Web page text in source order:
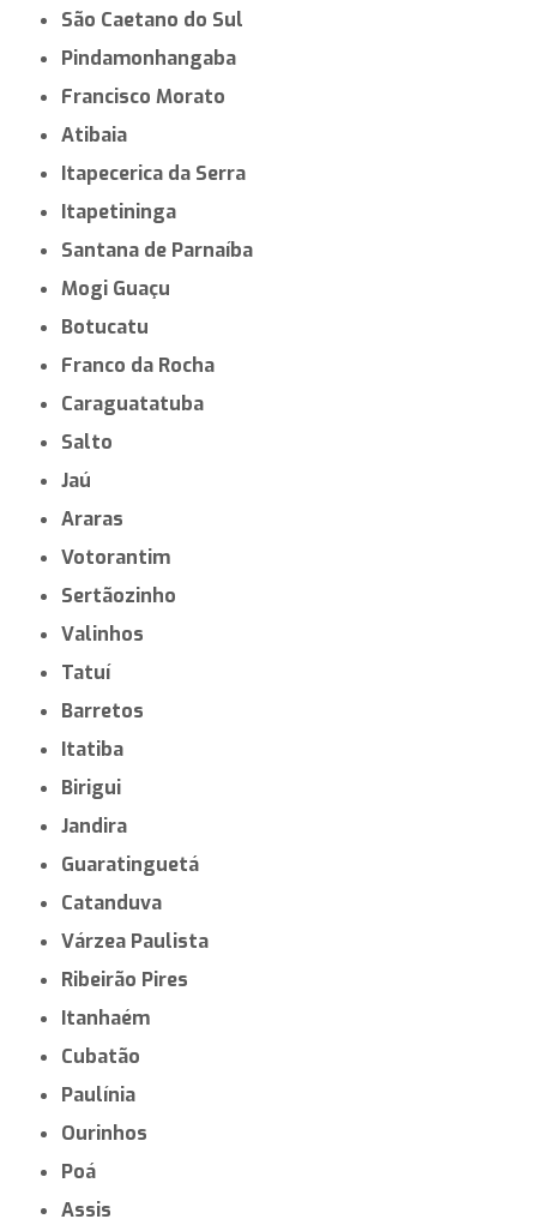
São Caetano do Sul
Pindamonhangaba
Francisco Morato
Atibaia
Itapecerica da Serra
Itapetininga
Santana de Parnaíba
Mogi Guaçu
Botucatu
Franco da Rocha
Caraguatatuba
Salto
Jaú
Araras
Votorantim
Sertãozinho
Valinhos
Tatuí
Barretos
Itatiba
Birigui
Jandira
Guaratinguetá
Catanduva
Várzea Paulista
Ribeirão Pires
Itanhaém
Cubatão
Paulínia
Ourinhos
Poá
Assis